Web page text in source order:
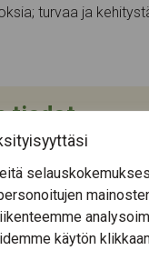
käytön
turvaa ja
tiedot
aika